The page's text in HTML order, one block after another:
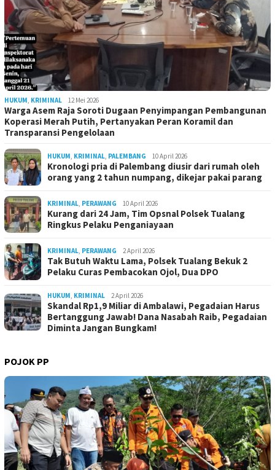
HUKUM, KRIMINAL 12 Mei 2026
Warga Asem Raja Soroti Dugaan Penyimpangan Pembangunan
Koperasi Merah Putih, Pertanyakan Peran Koramil dan
Transparansi Pengelolaan
HUKUM, KRIMINAL, PALEMBANG 10 April 2026
Kronologi pria di Palembang diusir dari rumah oleh
orang yang 2 tahun numpang, dikejar pakai parang
KRIMINAL, PERAWANG 10 April 2026
Kurang dari 24 Jam, Tim Opsnal Polsek Tualang
Ringkus Pelaku Penganiayaan
KRIMINAL, PERAWANG 2 April 2026
Tak Butuh Waktu Lama, Polsek Tualang Bekuk 2
Pelaku Curas Pembacokan Ojol, Dua DPO
HUKUM, KRIMINAL 2 April 2026
Skandal Rp1,9 Miliar di Ambalawi, Pegadaian Harus
Bertanggung Jawab! Dana Nasabah Raib, Pegadaian
Diminta Jangan Bungkam!
POJOK PP